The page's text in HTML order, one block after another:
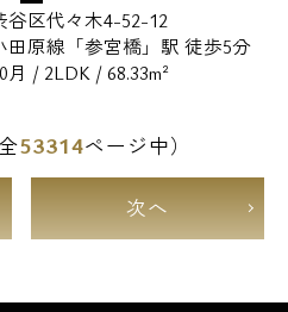
谷区代々木4-52-12
田原線「参宮橋」駅 徒歩5分
月 / 2LDK / 68.33m²
53314ページ中）
次へ